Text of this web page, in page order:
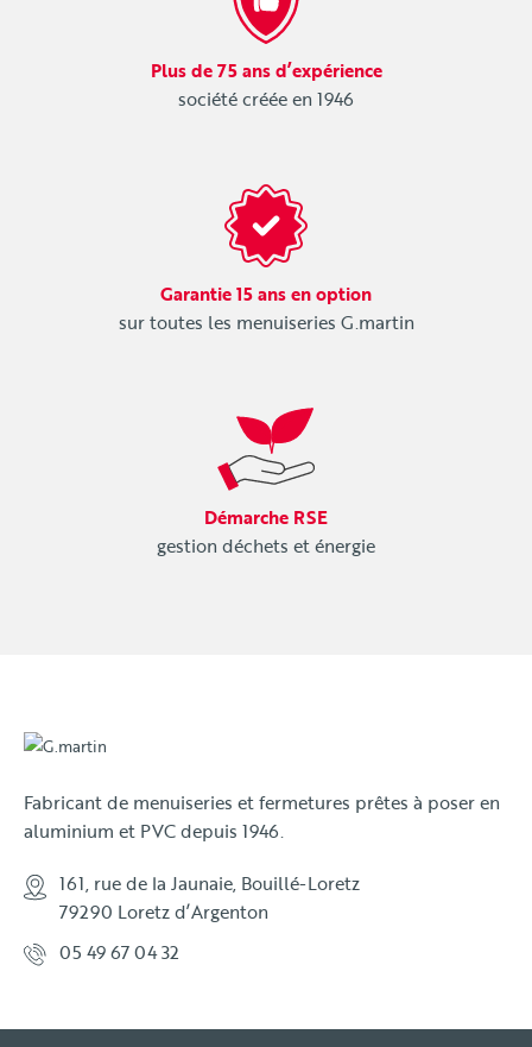
Plus de 75 ans d’expérience
société créée en 1946
Garantie 15 ans en option
sur toutes les menuiseries G.martin
Démarche RSE
gestion déchets et énergie
Fabricant de menuiseries et fermetures prêtes à poser en
aluminium et PVC depuis 1946.
161, rue de la Jaunaie, Bouillé-Loretz
79290 Loretz d’Argenton
05 49 67 04 32